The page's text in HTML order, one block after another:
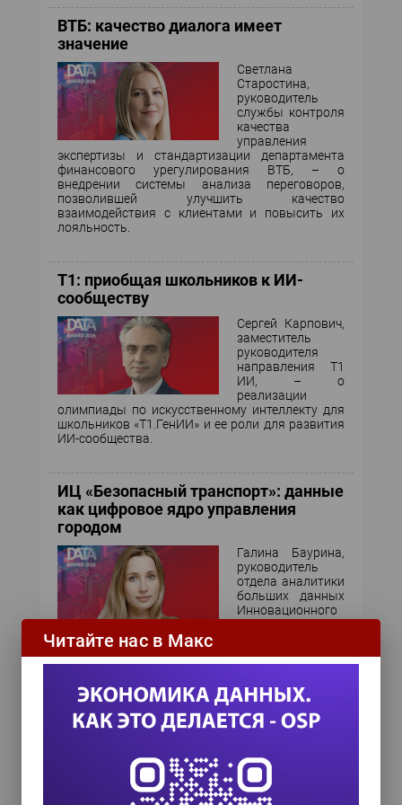
ВТБ: качество диалога имеет
значение
Светлана
Старостина,
руководитель
службы контроля
качества
управления
экспертизы и стандартизации департамента
финансового урегулирования ВТБ, – о
внедрении системы анализа переговоров,
позволившей улучшить качество
взаимодействия с клиентами и повысить их
лояльность.
Т1: приобщая школьников к ИИ-
сообществу
Сергей Карпович,
заместитель
руководителя
направления Т1
ИИ, – о
реализации
олимпиады по искусственному интеллекту для
школьников «Т1.ГенИИ» и ее роли для развития
ИИ-сообщества.
ИЦ «Безопасный транспорт»: данные
как цифровое ядро управления
городом
Галина Баурина,
руководитель
отдела аналитики
больших данных
Инновационного
«Безопасный транспорт», — о создании сервиса
«Платформа данных», консолидирующего
информацию из более чем 50 источников и
Цифровой двойник Москвы.
аналитиков данных и популяризация
полезных методик
Читайте нас в Макс